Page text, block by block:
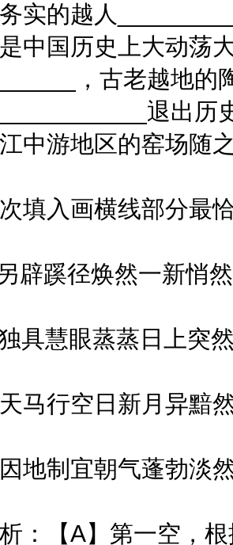
实的越人
中国历史上大动荡
，古老越地
退出历
中游地区的窑场随
入画横线部分最恰
蹊径焕然一新悄然
慧眼蒸蒸日上突
行空日新月异黯
制宜朝气蓬勃淡
【A】第一空，根